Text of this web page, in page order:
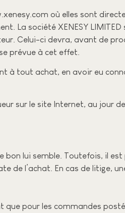
où elles sont
La société XENESY
Celui-ci devra, avant de
prévue à cet effet.
à tout achat, en avoir eu
sur le site Internet, au jour
bon lui semble. Toutefois, il est
de l’achat. En cas de litige,
que pour les commandes